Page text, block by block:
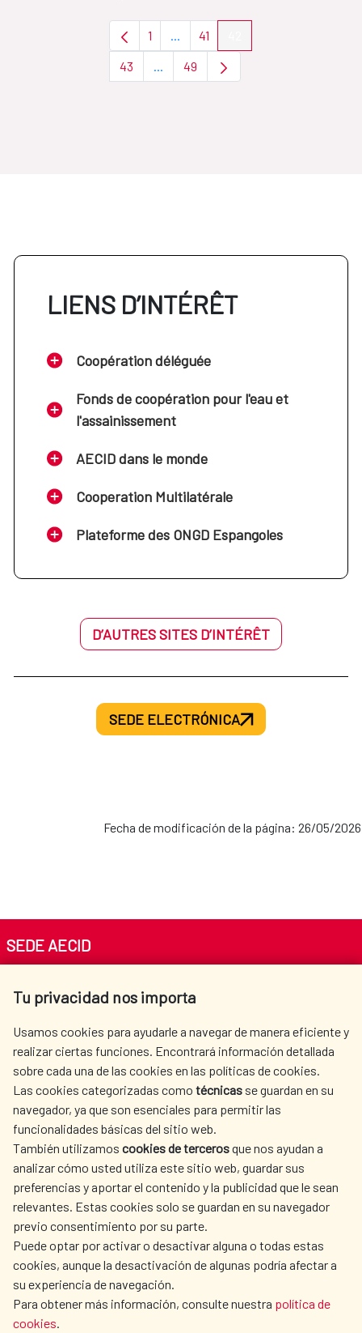
Page
1 ...Pages intermédiaires Utilisez TAB
Page
41
Page
43 ...Pages intermédiaires Utilisez TAB
Page
49
LIENS D’INTÉRÊT
Coopération déléguée
Fonds de coopération pour l'eau et
l'assainissement
AECID dans le monde
Cooperation Multilatérale
Plateforme des ONGD Espangoles
D’AUTRES SITES D’INTÉRÊT
SEDE ELECTRÓNICA
Fecha de modificación de la página: 26/05/2026
Tu privacidad nos importa
Usamos cookies para ayudarle a navegar de manera eficiente y
realizar ciertas funciones. Encontrará información detallada
sobre cada una de las cookies en las políticas de cookies.
Las cookies categorizadas como técnicas se guardan en su
navegador, ya que son esenciales para permitir las
funcionalidades básicas del sitio web.
También utilizamos cookies de tercerosque nos ayudan a
analizar cómo usted utiliza este sitio web, guardar sus
preferencias y aportar el contenido y la publicidad que le sean
relevantes. Estas cookies solo se guardan en su navegador
previo consentimiento por su parte.
Puede optar por activar o desactivar alguna o todas estas
cookies, aunque la desactivación de algunas podría afectar a
su experiencia de navegación.
Para obtener más información, consulte nuestra política de
cookies.
SEDE AECID
Tel. +34 900 20 30 54​​​​​​​
AECID
OÙ NOUS COOPÉRONS
L'ACTION HUMANITAIRE
ESPAGNOLE
SALLE DE PRESSE
CULTURE ET SCIENCE BIBLIOTHÈQUE
NOS RÉSEAUX SOCIAUX